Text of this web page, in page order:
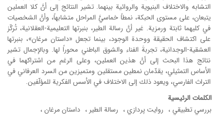
التشابه والاختلاف البنيوية والروائية بينهما. تشير النتائج إلى أنَّ كلا العملين
يتبعان، على مستوى الحبكة، نمطاً خماسيَّ المراحل متشابهاً، وأنَّ الشخصيات
في كليهما ثابتة ورمزية. غير أنَّ رسالة الطير، بنبرتها التعليمية-العقلانية، تُركّز
على اكتشاف الحقيقة ووحدة الوجود، بينما تجعل «داستان مرغان»، بنبرتها
العشقية-الوجدانية، تجربةَ الفناء والشوق الباطني محوراً لها. وبالإجمال تشیر
نتائج هذا البحث إلی أنَّ هذين العملين، وعلى الرغم من اشتراكهما في
الأساس التمثيلي، يقدّمان نمطين مستقلين ومتميزين من السرد العرفاني في
التراث الفارسي، ويعود ذلك إلى الاختلاف في الأسس الفكرية للمؤلّفين.
الكلمات الرئيسية
بررسي تطبيقي
روايت پردازي رسالة الطير
داستان مرغان